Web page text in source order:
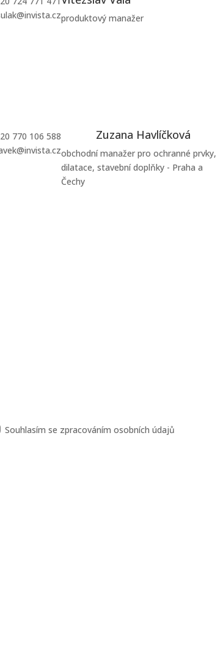
produktový manažer
770 106 588
Zuzana Havlíčková
obchodní manažer pro ochranné prvky,
dilatace, stavební doplňky - Praha a
Čechy
Souhlasím se zpracováním osobních údajů